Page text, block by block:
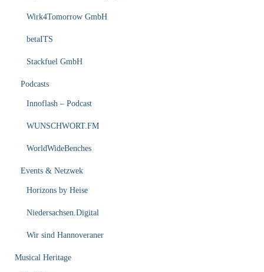
Wirk4Tomorrow GmbH
betaITS
Stackfuel GmbH
Podcasts
Innoflash – Podcast
WUNSCHWORT.FM
WorldWideBenches
Events & Netzwek
Horizons by Heise
Niedersachsen.Digital
Wir sind Hannoveraner
Musical Heritage